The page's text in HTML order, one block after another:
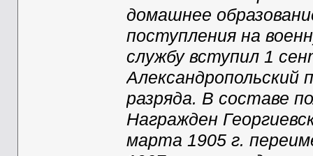
домашнее
поступления на
службу вступил 1
Александропольский
разряда. В составе
Награжден
марта 1905 г.